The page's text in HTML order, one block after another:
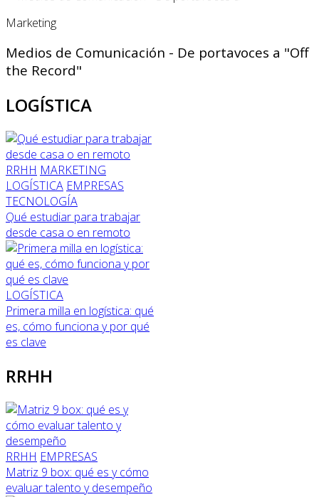
Marketing
Medios de Comunicación - De portavoces a "Off
the Record"
LOGÍSTICA
RRHH MARKETING
LOGÍSTICA EMPRESAS
TECNOLOGÍA
Qué estudiar para trabajar
desde casa o en remoto
LOGÍSTICA
Primera milla en logística: qué
es, cómo funciona y por qué
es clave
RRHH
RRHH EMPRESAS
Matriz 9 box: qué es y cómo
evaluar talento y desempeño